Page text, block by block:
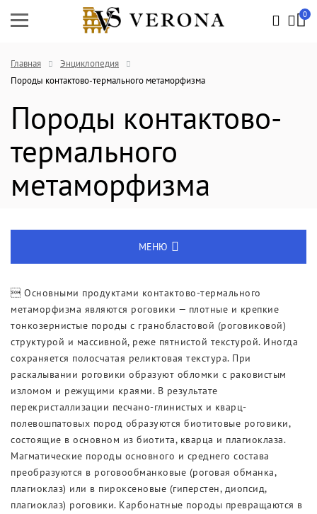
0
Главная
Энциклопедия
Породы контактово-термального метаморфизма
Породы контактово-
термального
метаморфизма
МЕНЮ
Новости
Выставки
 Основными продуктами контактово-термального
метаморфизма являются роговики — плотные и крепкие
тонкозернистые породы с гранобластовой (роговиковой)
структурой и массивной, реже пятнистой текстурой. Иногда
сохраняется полосчатая реликтовая текстура. При
раскалывании роговики образуют обломки с раковистым
изломом и режущими краями. В результате
перекристаллизации песчано-глинистых и кварц-
полевошпатовых пород образуются биотитовые роговики,
состоящие в основном из биотита, кварца и плагиоклаза.
Магматические породы основного и среднего состава
преобразуются в роговообманковые (роговая обманка,
плагиоклаз) или в пироксеновые (гиперстен, диопсид,
плагиоклаз) роговики. Карбонатные породы превращаются в